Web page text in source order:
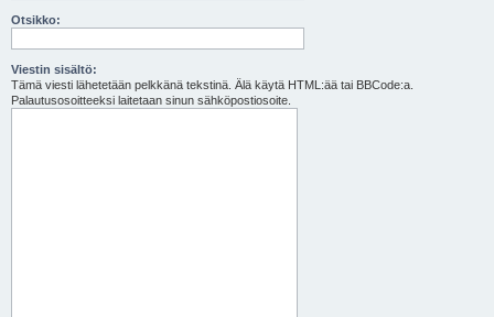
Otsikko:
Viestin sisältö:
Tämä viesti lähetetään pelkkänä tekstinä. Älä käytä HTML:ää tai BBCode:a.
Palautusosoitteeksi laitetaan sinun sähköpostiosoite.